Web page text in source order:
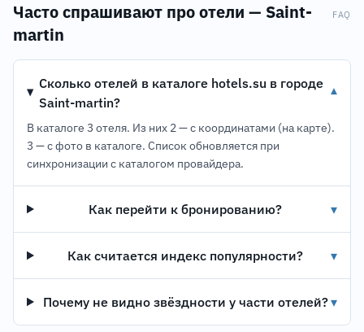
Часто спрашивают про отели — Saint-
martin
FAQ
Сколько отелей в каталоге hotels.su в городе
Saint-martin?
▾
В каталоге 3 отеля. Из них 2 — с координатами (на карте).
3 — с фото в каталоге. Список обновляется при
синхронизации с каталогом провайдера.
Как перейти к бронированию? ▾
Как считается индекс популярности? ▾
Почему не видно звёздности у части отелей?▾